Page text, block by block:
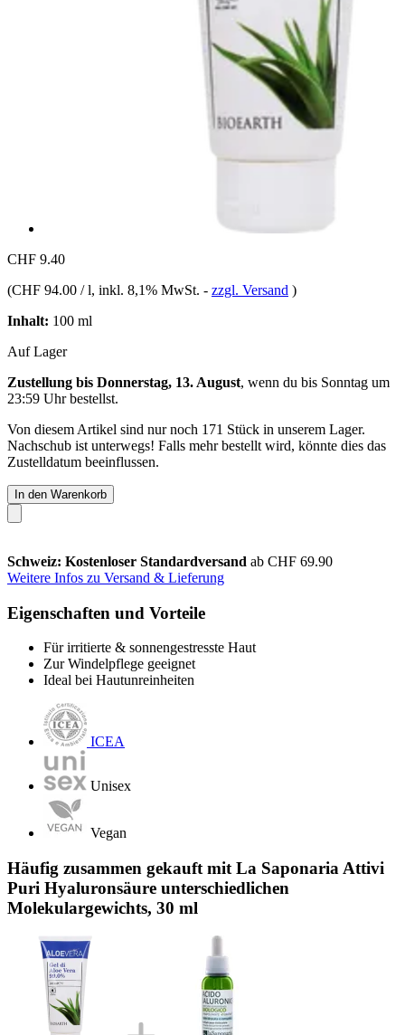
CHF 9.40
(CHF 94.00 / l, inkl. 8,1% MwSt. - zzgl. Versand )
Inhalt: 100 ml
Auf Lager
Zustellung bis Donnerstag, 13. August, wenn du bis Sonntag um
23:59 Uhrbestellst.
Von diesem Artikel sind nur noch 171 Stück in unserem Lager.
Nachschub ist unterwegs! Falls mehr bestellt wird, könnte dies das
Zustelldatum beeinflussen.
In den Warenkorb
Schweiz: Kostenloser Standardversand ab CHF 69.90
Weitere Infos zu Versand & Lieferung
Eigenschaften und Vorteile
Für irritierte & sonnengestresste Haut
Zur Windelpflege geeignet
Ideal bei Hautunreinheiten
ICEA
Unisex
Vegan
Häufig zusammen gekauft mit La Saponaria Attivi
Puri Hyaluronsäure unterschiedlichen
Molekulargewichts, 30 ml